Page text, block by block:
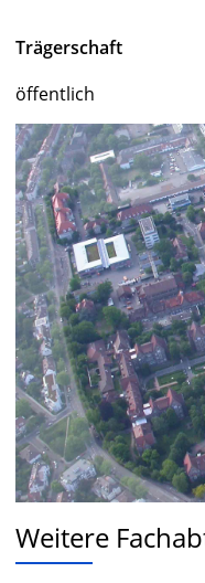
Trägerschaft
öffentlich
Weitere